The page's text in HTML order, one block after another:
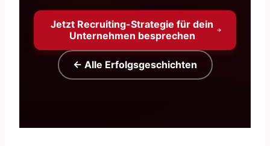
Jetzt Recruiting-Strategie für dein
Unternehmen besprechen
← Alle Erfolgsgeschichten